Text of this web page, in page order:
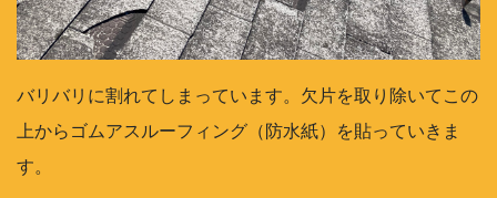
バリバリに割れてしまっています。欠片を取り除いてこの
上からゴムアスルーフィング（防水紙）を貼っていきま
す。